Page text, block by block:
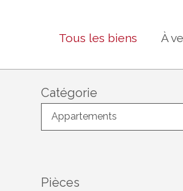
Tous les biens À
Catégorie
Appartements
Pièces